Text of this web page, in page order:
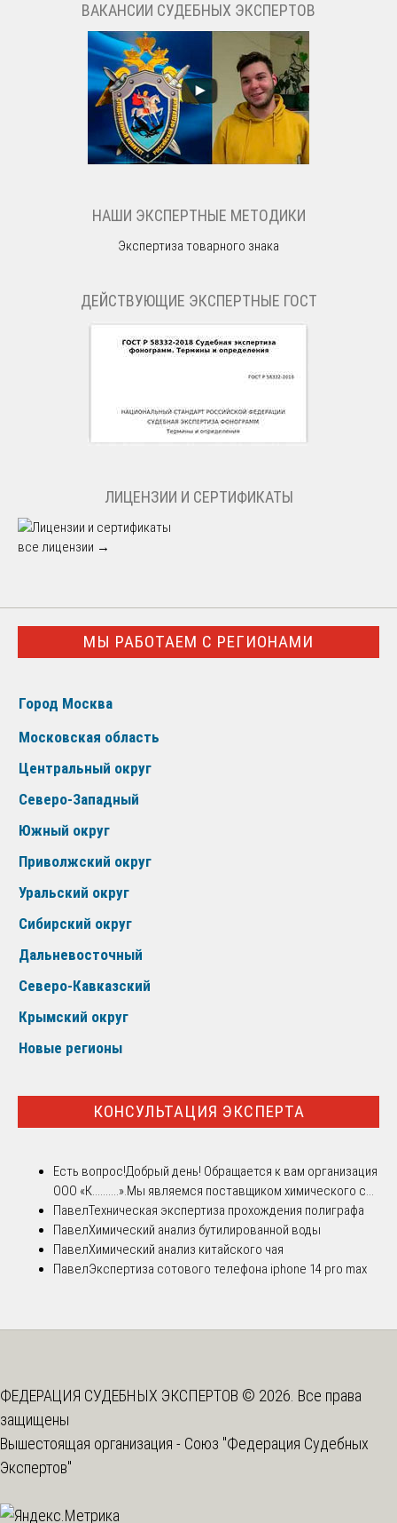
ВАКАНСИИ СУДЕБНЫХ ЭКСПЕРТОВ
НАШИ ЭКСПЕРТНЫЕ МЕТОДИКИ
Экспертиза товарного знака
ДЕЙСТВУЮЩИЕ ЭКСПЕРТНЫЕ ГОСТ
ЛИЦЕНЗИИ И СЕРТИФИКАТЫ
все лицензии →
МЫ РАБОТАЕМ С РЕГИОНАМИ
Город Москва
Московская область
Центральный округ
Северо-Западный
Южный округ
Приволжский округ
Уральский округ
Сибирский округ
Дальневосточный
Северо-Кавказский
Крымский округ
Новые регионы
КОНСУЛЬТАЦИЯ ЭКСПЕРТА
Есть вопрос!Добрый день! Обращается к вам организация
ООО «К..........».Мы являемся поставщиком химического с...
ПавелТехническая экспертиза прохождения полиграфа
ПавелХимический анализ бутилированной воды
ПавелХимический анализ китайского чая
ПавелЭкспертиза сотового телефона iphone 14 pro max
ФЕДЕРАЦИЯ СУДЕБНЫХ ЭКСПЕРТОВ © 2026. Все права
защищены
Вышестоящая организация - Союз "Федерация Судебных
Экспертов"